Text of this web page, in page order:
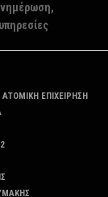
ΕΠΙΧΕΙΡΗΣΗ